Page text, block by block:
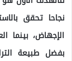
نجاحا تحقق
الإجهاض، بينما
بفضل طبيعة